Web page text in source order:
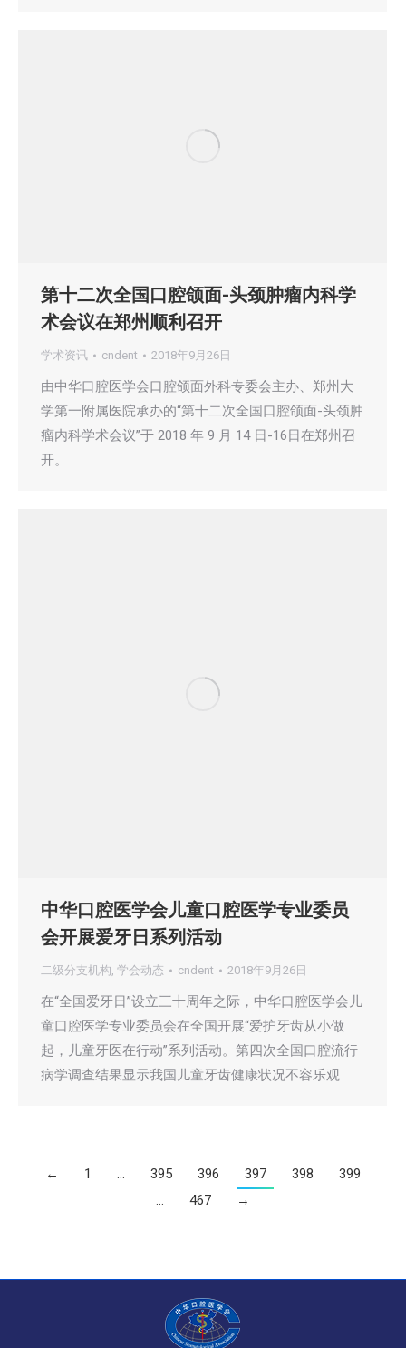
第十二次全国口腔颌面-头颈肿瘤内科学
术会议在郑州顺利召开
学术资讯 cndent 2018年9月26日
由中华口腔医学会口腔颌面外科专委会主办、郑州大
学第一附属医院承办的“第十二次全国口腔颌面-头颈肿
瘤内科学术会议”于 2018 年 9 月 14 日-16日在郑州召
开。
中华口腔医学会儿童口腔医学专业委员
会开展爱牙日系列活动
二级分支机构, 学会动态 cndent 2018年9月26日
在“全国爱牙日”设立三十周年之际，中华口腔医学会儿
童口腔医学专业委员会在全国开展“爱护牙齿从小做
起，儿童牙医在行动”系列活动。第四次全国口腔流行
病学调查结果显示我国儿童牙齿健康状况不容乐观
← 1 … 395 396 397 398
399
…
467 →